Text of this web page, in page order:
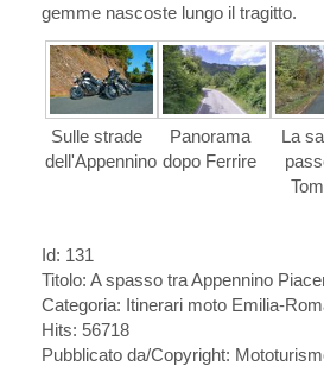
gemme nascoste lungo il tragitto.
Sulle strade
dell'Appennino
Panorama
dopo Ferrire
La
Id: 131
Titolo: A spasso tra Appennino
Categoria: Itinerari moto Emilia-
Hits: 56718
Pubblicato da/Copyright: